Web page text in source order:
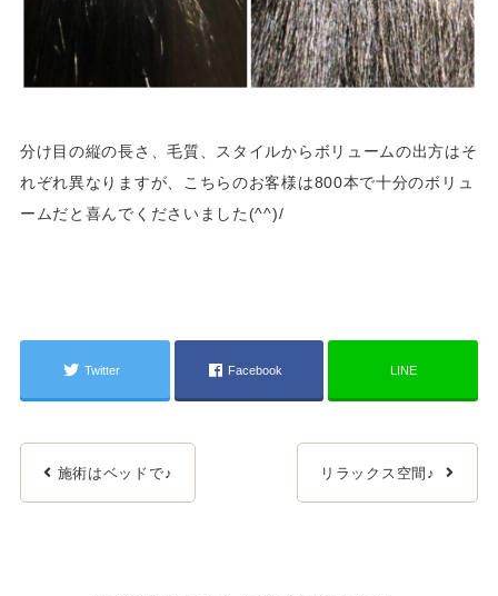
分け目の縦の長さ、毛質、スタイルからボリュームの出方はそ
れぞれ異なりますが、こちらのお客様は800本で十分のボリュ
ームだと喜んでくださいました(^^)/
Twitter Facebook LINE
施術はベッドで♪ リラックス空間♪